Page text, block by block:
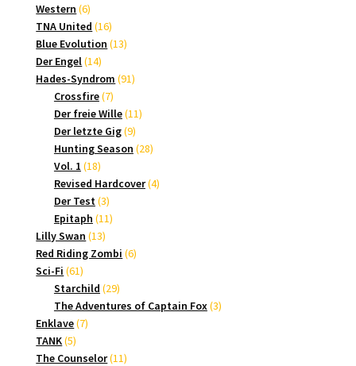
Western 66
Produkte
TNA United 1616
Produkte
Blue Evolution 1313
Der Engel 1414
Produkte
Hades-Syndrom 9191
Crossfire 77
Produkte
Der freie Wille 1111
Der letzte Gig 99
Produkte
Hunting Season 2828
Vol. 1 1818
Produkte
Revised Hardcover 44
Der Test 33
Produkte
Epitaph 1111
Lilly Swan 1313
Produkte
Red Riding Zombi 66
Sci-Fi 6161
Produkte
Starchild 2929
Produkte
The Adventures of Captain Fox 33
Enklave 77
TANK 55
Produkte
The Counselor 1111